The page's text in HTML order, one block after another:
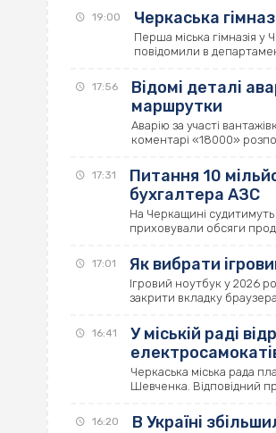
19:00 Черкаська
Перша міська гімназія у
повідомили в
17:56
Відомі деталі
маршрутки
Аварію за участі
коментарі «18000»
17:31
Питання 10
бухгалтера АЗС
На Черкащині
приховували обсяги
17:01 Як вибрати
Ігровий ноутбук у 2026
закрити вкладку
16:41
У міській раді
Черкаська міська рада
Шевченка. Відповідний
16:20 В Україні